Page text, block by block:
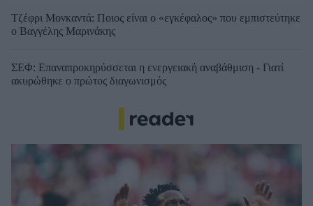
Τζέφρι Μονκαντά: Ποιος είναι ο «εγκέφαλος» που εμπιστεύτηκε
ο Βαγγέλης Μαρινάκης
ΣΕΦ: Επαναπροκηρύσσεται η ενεργειακή αναβάθμιση - Γιατί
ακυρώθηκε ο πρώτος διαγωνισμός